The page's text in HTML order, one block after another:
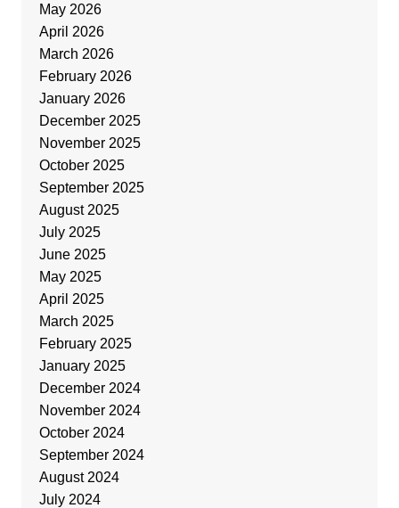
May 2026
April 2026
March 2026
February 2026
January 2026
December 2025
November 2025
October 2025
September 2025
August 2025
July 2025
June 2025
May 2025
April 2025
March 2025
February 2025
January 2025
December 2024
November 2024
October 2024
September 2024
August 2024
July 2024